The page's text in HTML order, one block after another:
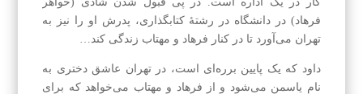
فرهاد) در دانشگاه در رشتهٔ کتابگذاری، پدرش او را نیز به
تهران می‌آورد تا در کنار فرهاد و مهتاب زندگی کند…
داود که یک پایین برره‌ای است، در تهران عاشق دختری به
نام یاسمن می‌شود و از فرهاد و مهتاب می‌خواهد که برای